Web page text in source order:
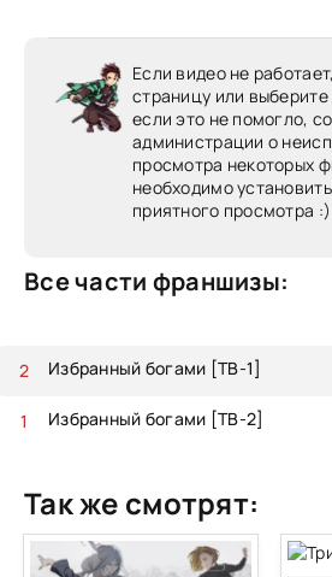
Если видео не
страницу или выберите
если это не помогло,
администрации о
просмотра некоторых
необходимо
приятного просмотра :)
Все части франшизы:
Избранный богами [ТВ-2]
Избранный богами [ТВ-1]
Так же смотрят: